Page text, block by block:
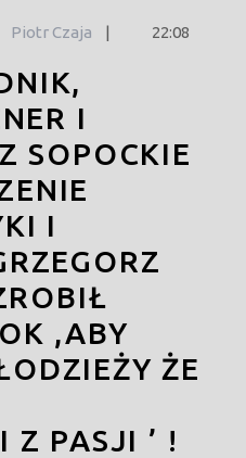
Piotr Czaja | 22:08
I
SOPOCKIE
I
,ABY
ŻE
Z PASJI ’ !